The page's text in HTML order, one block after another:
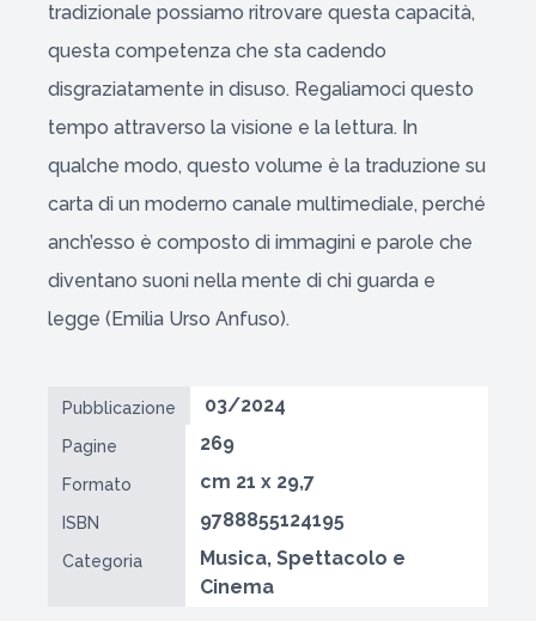
tradizionale possiamo ritrovare questa capacità,
questa competenza che sta cadendo
disgraziatamente in disuso. Regaliamoci questo
tempo attraverso la visione e la lettura. In
qualche modo, questo volume è la traduzione su
carta di un moderno canale multimediale, perché
anch’esso è composto di immagini e parole che
diventano suoni nella mente di chi guarda e
legge (Emilia Urso Anfuso).
Pubblicazione 03/2024
Pagine 269
Formato cm 21 x 29,7
ISBN 9788855124195
Categoria
Musica, Spettacolo e
Cinema